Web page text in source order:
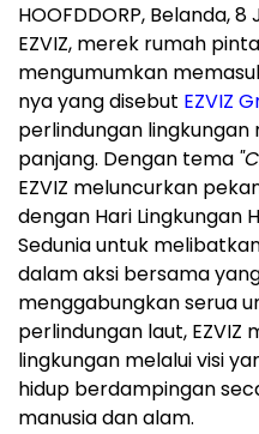
HOOFDDORP, Belanda,
EZVIZ, merek rumah
mengumumkan
nya yang disebut EZVIZ
perlindungan
panjang. Dengan tema
EZVIZ meluncurkan
dengan Hari Lingkungan
Sedunia untuk
dalam aksi bersama
menggabungkan serua
perlindungan laut, EZVIZ
lingkungan melalui visi
hidup berdampingan
manusia dan alam.